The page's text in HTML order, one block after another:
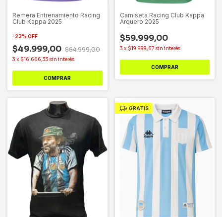
Remera Entrenamiento Racing
Club Kappa 2025
-23% OFF
$49.999,00 $64.999,00
3 x $16.666,33 sin interés
COMPRAR
Camiseta Racing Club Kappa
Arquero 2025
$59.999,00
3 x $19.999,67 sin interés
COMPRAR
GRATIS